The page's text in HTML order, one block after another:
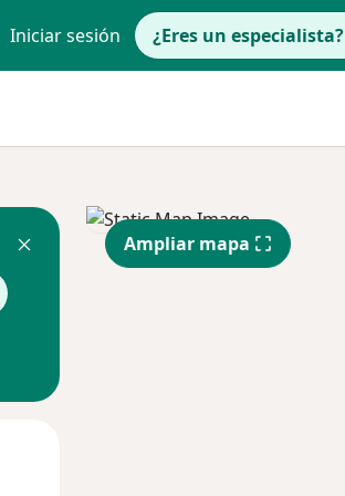
Iniciar sesión ¿Eres un especialista?
Ampliar mapa